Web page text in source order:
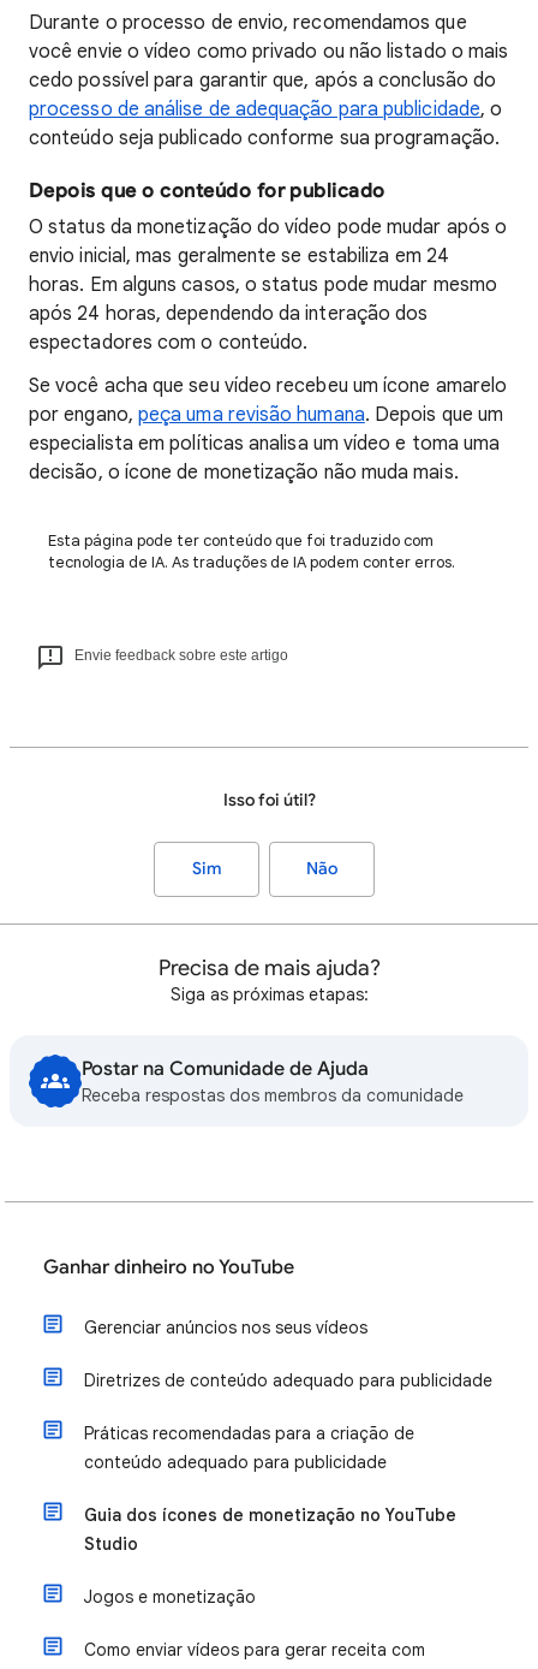
Durante o processo de envio, recomendamos que
você envie o vídeo como privado ou não listado o mais
cedo possível para garantir que, após a conclusão do
processo de análise de adequação para publicidade, o
conteúdo seja publicado conforme sua programação.
Depois que o conteúdo for publicado
O status da monetização do vídeo pode mudar após o
envio inicial, mas geralmente se estabiliza em 24
horas. Em alguns casos, o status pode mudar mesmo
após 24 horas, dependendo da interação dos
espectadores com o conteúdo.
Se você acha que seu vídeo recebeu um ícone amarelo
por engano, peça uma revisão humana. Depois que um
especialista em políticas analisa um vídeo e toma uma
decisão, o ícone de monetização não muda mais.
Esta página pode ter conteúdo que foi traduzido com
tecnologia de IA. As traduções de IA podem conter erros.
Envie feedback sobre este artigo
Isso foi útil?
Sim Não
Precisa de mais ajuda?
Siga as próximas etapas:
Postar na Comunidade de Ajuda
Receba respostas dos membros da comunidade
Ganhar dinheiro no YouTube
Gerenciar anúncios nos seus vídeos
Diretrizes de conteúdo adequado para publicidade
Práticas recomendadas para a criação de
conteúdo adequado para publicidade
Guia dos ícones de monetização no YouTube
Studio
Jogos e monetização
Como enviar vídeos para gerar receita com